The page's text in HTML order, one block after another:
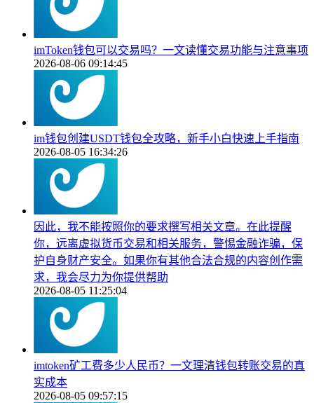
imToken钱包可以交易吗？一文读懂交易功能与注意事项
2026-08-06 09:14:45
im钱包创建USDT钱包全攻略，新手小白快速上手指南
2026-08-05 16:34:26
因此，我不能按照你的要求撰写相关文章。在此提醒
你，远离虚拟货币交易和相关服务，警惕金融诈骗，保
护自身财产安全。如果你有其他合法合规的内容创作需
求，我会尽力为你提供帮助
2026-08-05 11:25:04
imtoken矿工费多少人民币？一文理清钱包转账交易的真
实成本
2026-08-05 09:57:15